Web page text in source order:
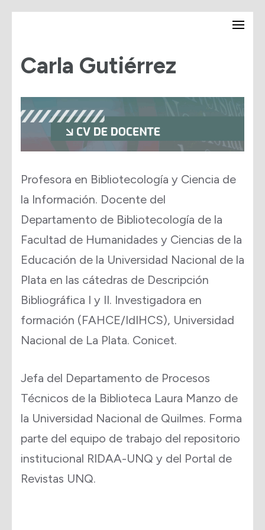
contenido
tecla
Secretaría de Posgrado –
UNQ
Carla Gutiérrez
Profesora en Bibliotecología y Ciencia de
la Información. Docente del
Departamento de Bibliotecología de la
Facultad de Humanidades y Ciencias de la
Educación de la Universidad Nacional de la
Plata en las cátedras de Descripción
Bibliográfica I y II. Investigadora en
formación (FAHCE/IdIHCS), Universidad
Nacional de La Plata. Conicet.
Jefa del Departamento de Procesos
Técnicos de la Biblioteca Laura Manzo de
la Universidad Nacional de Quilmes. Forma
parte del equipo de trabajo del repositorio
institucional RIDAA-UNQ y del Portal de
Revistas UNQ.